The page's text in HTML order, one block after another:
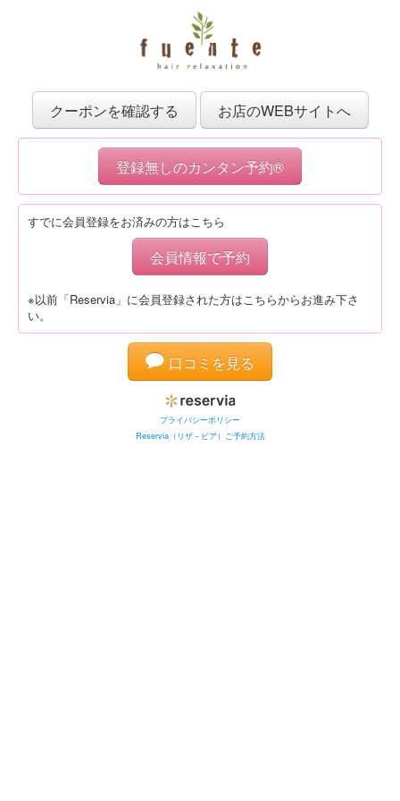
クーポンを確認する お店のWEBサイトへ
登録無しのカンタン予約®
すでに会員登録をお済みの方はこちら
会員情報で予約
※以前「Reservia」に会員登録された方はこちらからお進み下さ
い。
口コミを見る
プライバシーポリシー
Reservia（リザ－ビア）ご予約方法